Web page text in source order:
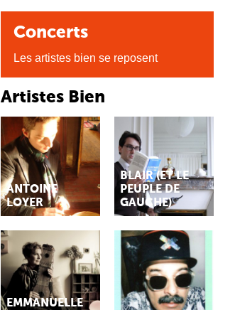
Concerts
Les artistes bien se reposent
Artistes Bien
ANTOINE
LOYER
BLAIR (ET LE
PEUPLE DE
GAUCHE)
EMMANUELLE